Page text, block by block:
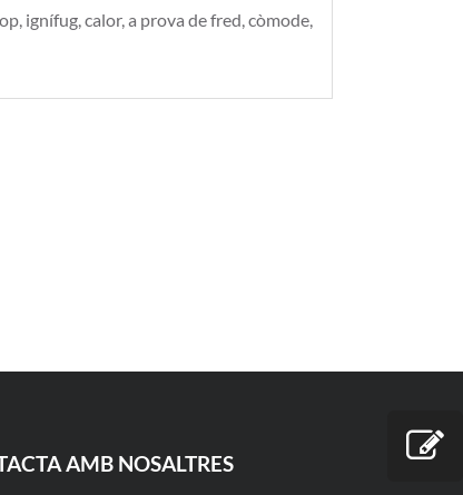
ignífug, calor, a prova de fred, còmode,
AMB NOSALTRES